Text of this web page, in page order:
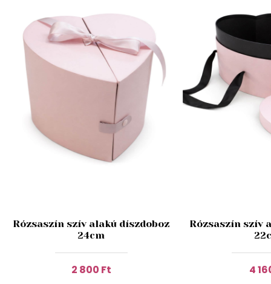
Rózsaszín szív alakú díszdoboz
24cm
2 800 Ft
Rózsaszín szív
4